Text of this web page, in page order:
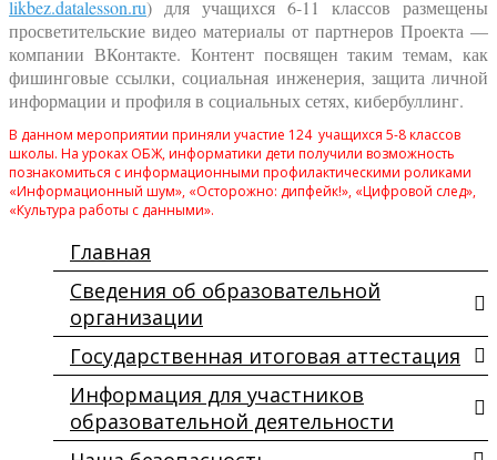
likbez.datalesson.ru) для учащихся 6-11 классов размещены
просветительские видео материалы от партнеров Проекта —
компании ВКонтакте. Контент посвящен таким темам, как
фишинговые ссылки, социальная инженерия, защита личной
информации и профиля в социальных сетях, кибербуллинг.
В данном мероприятии приняли участие 124 учащихся 5-8 классов
школы. На уроках ОБЖ, информатики дети получили возможность
познакомиться с информационными профилактическими роликами
«Информационный шум», «Осторожно: дипфейк!», «Цифровой след»,
«Культура работы с данными».
Главная
Сведения об образовательной
организации
Государственная итоговая аттестация
Информация для участников
образовательной деятельности